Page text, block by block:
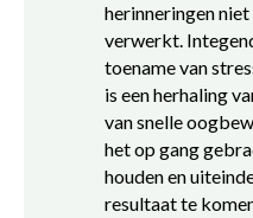
herinneringen
verwerkt.
toename van
is een herhaling
van snelle
het op gang
houden en
resultaat te